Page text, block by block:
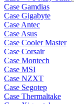
Case Gamdias
Case Gigabyte
Case Antec
Case Asus
Case Cooler Master
Case Corsair
Case Montech
Case MSI
Case NZXT
Case Segotep
Case Thermaltake